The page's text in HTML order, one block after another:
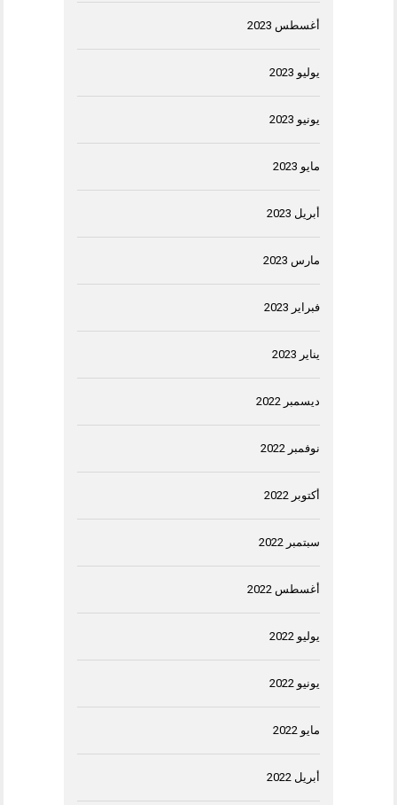
أغسطس 2023
يوليو 2023
يونيو 2023
مايو 2023
أبريل 2023
مارس 2023
فبراير 2023
يناير 2023
ديسمبر 2022
نوفمبر 2022
أكتوبر 2022
سبتمبر 2022
أغسطس 2022
يوليو 2022
يونيو 2022
مايو 2022
أبريل 2022